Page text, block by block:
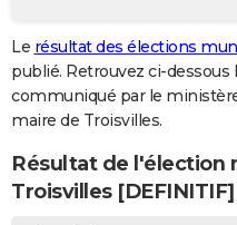
GUIDES D'ACHAT
BONS PLANS
CARTE DE VOEUX
Carte de Noël
Carte Bonne année
Carte Saint-Valentin
Carte Pâques
Carte d'anniversaire
Le résultat des élections
publié. Retrouvez ci-
communiqué par le
maire de Troisvilles.
Résultat de l'élection
Troisvilles [DEFINITIF]